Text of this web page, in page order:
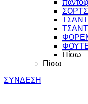
ΣΟΡΤΣ
Πίσω
Πίσω
ΣΥΝΔΕΣΗ